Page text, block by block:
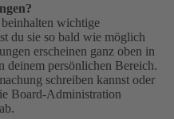
wichtige
du sie so bald wie möglich
erscheinen ganz oben in
deinem persönlichen Bereich.
schreiben kannst oder
Board-Administration